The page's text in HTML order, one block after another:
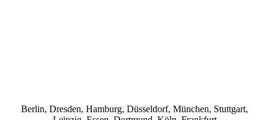
Berlin, Dresden, Hamburg, Düsseldorf, München, Stuttgart,